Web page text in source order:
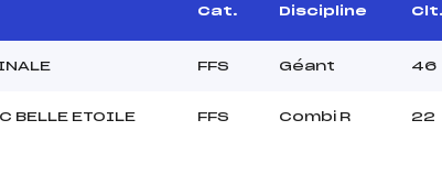
Cat. Discipline Clt.
FFS Géant 46
BELLE ETOILE FFS Combi R 22